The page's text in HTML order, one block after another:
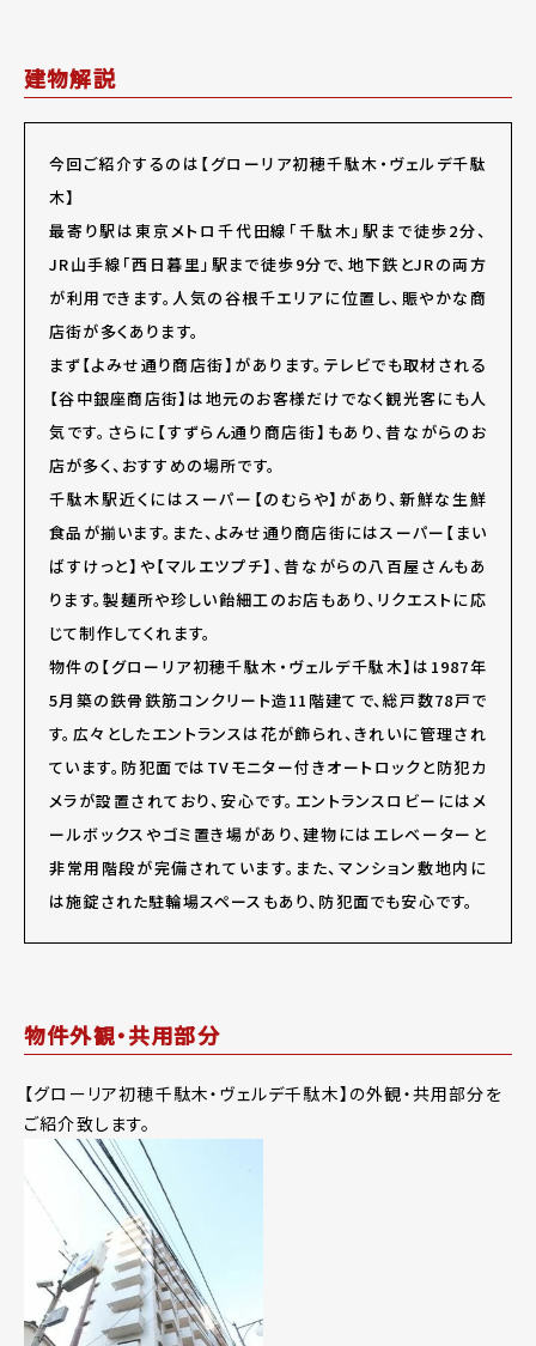
建物解説
今回ご紹介するのは【グローリア初穂千駄木・ヴェルデ千駄
木】
最寄り駅は東京メトロ千代田線「千駄木」駅まで徒歩2分、
JR山手線「西日暮里」駅まで徒歩9分で、地下鉄とJRの両方
が利用できます。人気の谷根千エリアに位置し、賑やかな商
店街が多くあります。
まず【よみせ通り商店街】があります。テレビでも取材される
【谷中銀座商店街】は地元のお客様だけでなく観光客にも人
気です。さらに【すずらん通り商店街】もあり、昔ながらのお
店が多く、おすすめの場所です。
千駄木駅近くにはスーパー【のむらや】があり、新鮮な生鮮
食品が揃います。また、よみせ通り商店街にはスーパー【まい
ばすけっと】や【マルエツプチ】、昔ながらの八百屋さんもあ
ります。製麺所や珍しい飴細工のお店もあり、リクエストに応
じて制作してくれます。
物件の【グローリア初穂千駄木・ヴェルデ千駄木】は1987年
5月築の鉄骨鉄筋コンクリート造11階建てで、総戸数78戸で
す。広々としたエントランスは花が飾られ、きれいに管理され
ています。防犯面ではTVモニター付きオートロックと防犯カ
メラが設置されており、安心です。エントランスロビーにはメ
ールボックスやゴミ置き場があり、建物にはエレベーターと
非常用階段が完備されています。また、マンション敷地内に
は施錠された駐輪場スペースもあり、防犯面でも安心です。
物件外観・共用部分
【グローリア初穂千駄木・ヴェルデ千駄木】の外観・共用部分を
ご紹介致します。